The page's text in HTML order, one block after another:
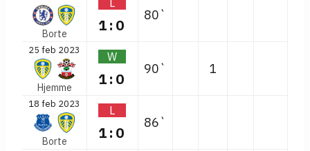
Borte
L
1:0
80`
25 feb 2023
Hjemme
W
1:0
90` 1
18 feb 2023
Borte
L
1:0
86`